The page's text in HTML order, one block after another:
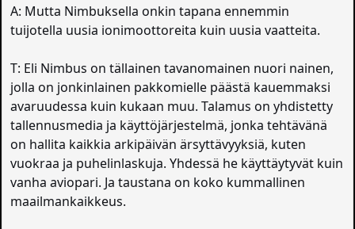
A: Mutta Nimbuksella onkin tapana ennemmin
tuijotella uusia ionimoottoreita kuin uusia vaatteita.
T: Eli Nimbus on tällainen tavanomainen nuori nainen,
jolla on jonkinlainen pakkomielle päästä kauemmaksi
avaruudessa kuin kukaan muu. Talamus on yhdistetty
tallennusmedia ja käyttöjärjestelmä, jonka tehtävänä
on hallita kaikkia arkipäivän ärsyttävyyksiä, kuten
vuokraa ja puhelinlaskuja. Yhdessä he käyttäytyvät kuin
vanha aviopari. Ja taustana on koko kummallinen
maailmankaikkeus.